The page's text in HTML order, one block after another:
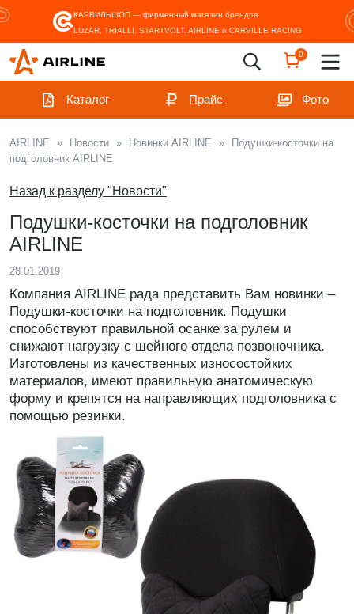
КАРВИЛЬШОП — фирменный магазин брендов
LUZAR, TRIALLI, STARTVOLT, AIRLINE и CARVILLE RACING
0
Каталог Прайс Фото
AIRLINE » Новости » Новинки AIRLINE »
Подушки-косточки на
подголовник AIRLINE
Назад к разделу "Новости"
Подушки-косточки на подголовник
AIRLINE
28.01.2019
Компания AIRLINE рада представить Вам новинки –
Подушки-косточки на подголовник. Подушки
способствуют правильной осанке за рулем и
снижают нагрузку с шейного отдела позвоночника.
Изготовлены из качественных износостойких
материалов, имеют правильную анатомическую
форму и крепятся на направляющих подголовника с
помощью резинки.